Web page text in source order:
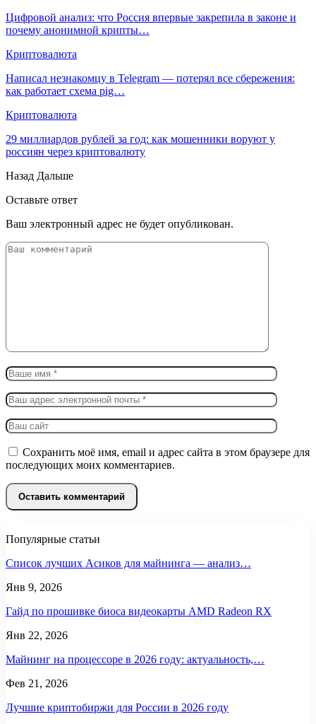
Цифровой анализ: что Россия впервые закрепила в законе и
почему анонимной крипты…
Криптовалюта
Написал незнакомцу в Telegram — потерял все сбережения:
как работает схема pig…
Криптовалюта
29 миллиардов рублей за год: как мошенники воруют у
россиян через криптовалюту
Назад Дальше
Оставьте ответ
Ваш электронный адрес не будет опубликован.
Сохранить моё имя, email и адрес сайта в этом браузере для
последующих моих комментариев.
Популярные статьи
Список лучших Асиков для майнинга — анализ…
Янв 9, 2026
Гайд по прошивке биоса видеокарты AMD Radeon RX
Янв 22, 2026
Майнинг на процессоре в 2026 году: актуальность,…
Фев 21, 2026
Лучшие криптобиржи для России в 2026 году